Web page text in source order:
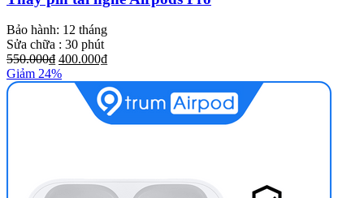
Bảo hành: 12 tháng
Sửa chữa : 30 phút
550.000₫ 400.000₫
Giảm 24%